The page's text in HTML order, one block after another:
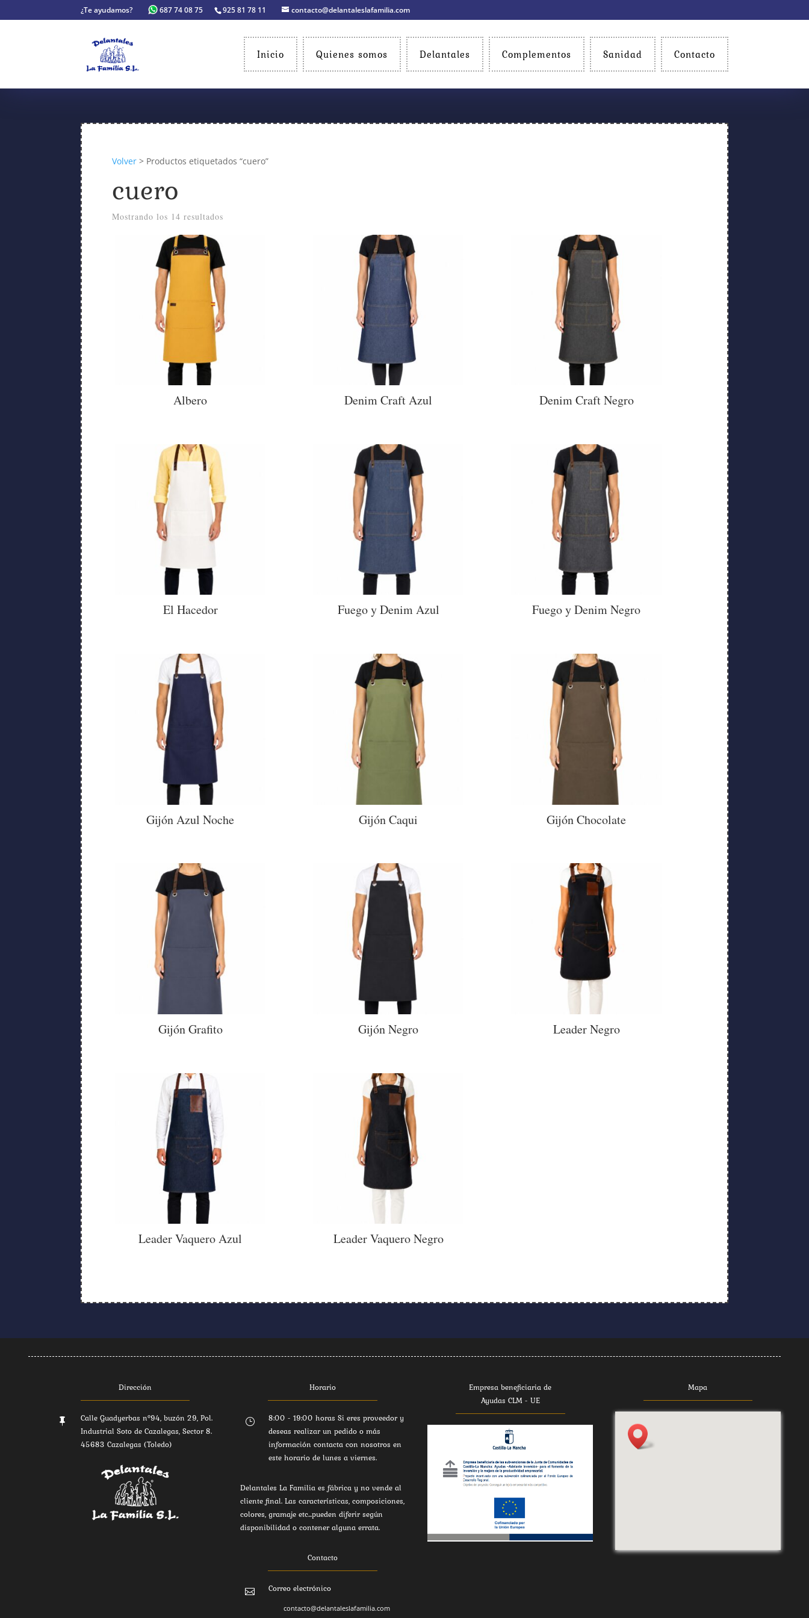
¿Te ayudamos? 687 74 08 75 925 81 78 11 contacto@delantaleslafamilia.com
Inicio Quienes somos Delantales Complementos Sanidad Contacto
Volver> Productos etiquetados “cuero”
cuero
Mostrando los 14 resultados
Albero Denim Craft Azul Denim Craft Negro
El Hacedor Fuego y Denim Azul Fuego y Denim Negro
Gijón Azul Noche Gijón Caqui Gijón Chocolate
Gijón Grafito Gijón Negro Leader Negro
Leader Vaquero Azul Leader Vaquero Negro
Dirección

Calle Guadyerbas nº94, buzón 29, Pol.
Industrial Soto de Cazalegas, Sector 8.
45683 Cazalegas (Toledo)
Horario
}
8:00 - 19:00 horas Si eres proveedor y
deseas realizar un pedido o más
información contacta con nosotros en
este horario de lunes a viernes.
Delantales La Familia es fábrica y no vende al
cliente final. Las características, composiciones,
colores, gramaje etc...pueden diferir según
disponibilidad o contener alguna errata.
Contacto
 Correo electrónico
contacto@delantaleslafamilia.com
Empresa beneficiaria de
Ayudas CLM - UE
Mapa